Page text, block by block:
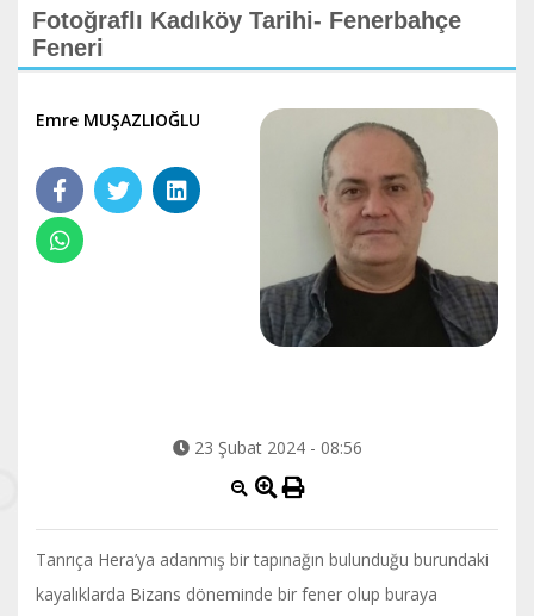
Fotoğraflı Kadıköy Tarihi- Fenerbahçe
Feneri
Emre MUŞAZLIOĞLU
23 Şubat 2024 - 08:56
Tanrıça Hera’ya adanmış bir tapınağın bulunduğu burundaki
kayalıklarda Bizans döneminde bir fener olup buraya